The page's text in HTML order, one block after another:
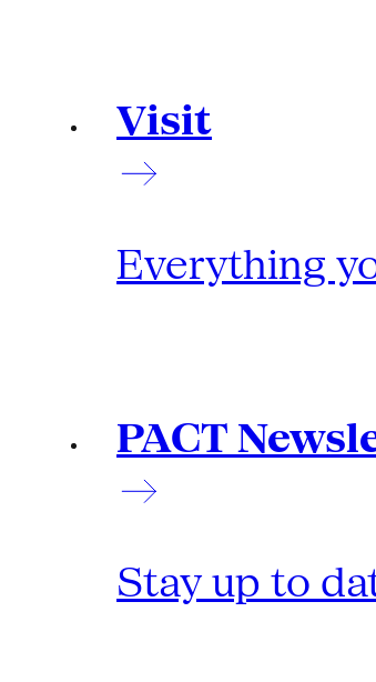
Visit
Everything
PACT
Stay up to